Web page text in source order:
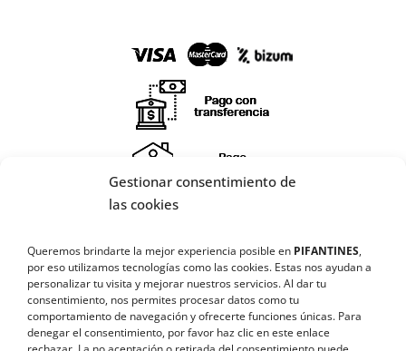
Gestionar consentimiento de
las cookies
Queremos brindarte la mejor experiencia posible en PIFANTINES,
por eso utilizamos tecnologías como las cookies. Estas nos ayudan a
personalizar tu visita y mejorar nuestros servicios. Al dar tu
consentimiento, nos permites procesar datos como tu
comportamiento de navegación y ofrecerte funciones únicas. Para
denegar el consentimiento, por favor haz clic en este enlace
¡SÍGUENOS EN REDES SOCIALES!
CAMBIO/DEVOLUCIÓN
📞 Contactar Whatsapp